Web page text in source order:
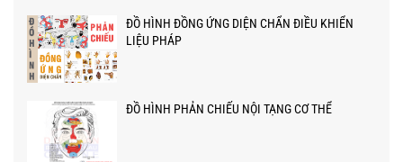
ĐỒ HÌNH ĐỒNG ỨNG DIỆN CHẨN ĐIỀU KHIỂN
LIỆU PHÁP
ĐỒ HÌNH PHẢN CHIẾU NỘI TẠNG CƠ THỂ